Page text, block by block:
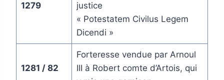
1279
justice
« Potestatem Civilus Legem
Dicendi »
1281 / 82
Forteresse vendue par Arnoul
III à Robert comte d’Artois, qui